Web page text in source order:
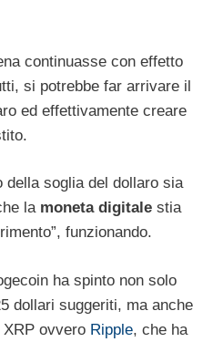
continuasse con effetto
si potrebbe far arrivare il
ed effettivamente creare
della soglia del dollaro sia
la moneta digitale stia
funzionando.
ha spinto non solo
dollari suggeriti, ma anche
ovvero Ripple, che ha